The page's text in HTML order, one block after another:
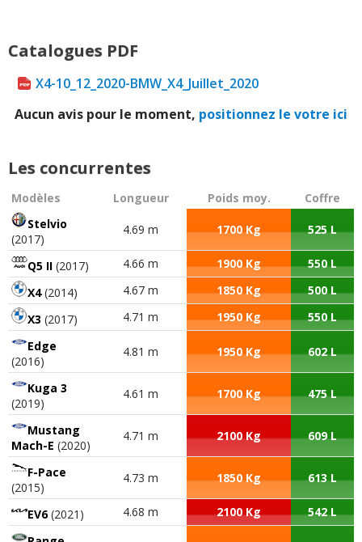
Catalogues PDF
X4-10_12_2020-BMW_X4_Juillet_2020
Aucun avis pour le moment, positionnez le votre ici
Les concurrentes
Modèles Longueur Poids moy.
Coffre
Stelvio
(2017)
4.69 m 1700 Kg 525 L
Q5 II (2017) 4.66 m 1900 Kg
550 L
X4(2014) 4.67 m 1850 Kg
500 L
X3 (2017) 4.71 m 1950 Kg
550 L
Edge
(2016)
4.81 m 1950 Kg 602 L
Kuga 3
(2019)
4.61 m 1700 Kg 475 L
Mustang
Mach-E (2020)
4.71 m 2100 Kg 609 L
F-Pace
(2015)
4.73 m 1850 Kg 613 L
EV6(2021) 4.68 m 2100 Kg
542 L